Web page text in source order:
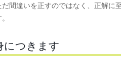
間違いを正すのではなく、正解に
につきます